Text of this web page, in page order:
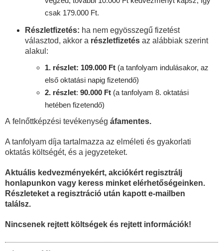
csak 179.000 Ft.
Részletfizetés: ha nem egyösszegű fizetést
választod, akkor a részletfizetés az alábbiak szerint
alakul:
1. részlet: 109.000 Ft (a tanfolyam indulásakor, az
első oktatási napig fizetendő)
2. részlet: 90.000 Ft (a tanfolyam 8. oktatási
hetében fizetendő)
A felnőttképzési tevékenység áfamentes.
A tanfolyam díja tartalmazza az elméleti és gyakorlati
oktatás költségét, és a jegyzeteket.
Aktuális kedvezményekért, akciókért regisztrálj
honlapunkon vagy keress minket elérhetőségeinken.
Részleteket a regisztráció után kapott e-mailben
találsz.
Nincsenek rejtett költségek és rejtett információk!